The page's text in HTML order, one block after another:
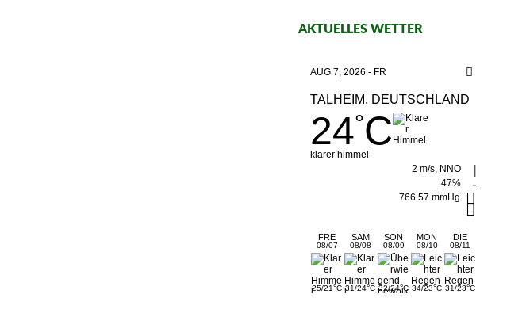
AKTUELLES WETTER
AUG 7, 2026 - FR
TALHEIM, DEUTSCHLAND
24°C
klarer himmel
2 m/s, NNO
47%
766.57 mmHg
FRE
08/07
SAM
08/08
SON
08/09
MON
08/10
DIE
08/11
25/21°C 31/24°C 32/24°C 34/23°C 31/23°C